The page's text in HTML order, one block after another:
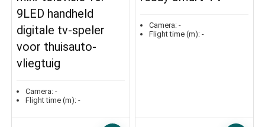
9LED handheld
digitale tv-speler
voor thuisauto-
vliegtuig
Camera: -
Flight time (m): -
Camera: -
Flight time (m): -